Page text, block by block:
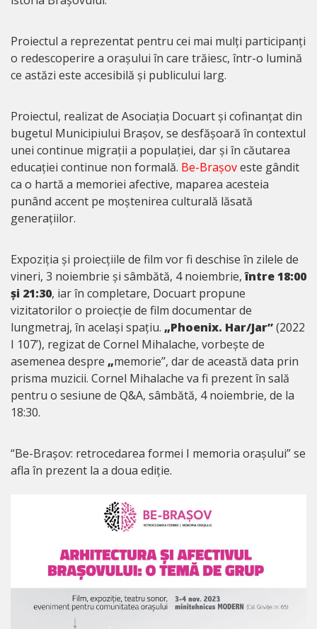
Proiectul a reprezentat pentru cei mai mulți participanți
o redescoperire a orașului în care trăiesc, într-o lumină
ce astăzi este accesibilă și publicului larg.
Proiectul, realizat de Asociația Docuart și cofinanțat din
bugetul Municipiului Brașov, se desfășoară în contextul
unei continue migrații a populației, dar și în căutarea
educației continue non formală. Be-Brașoveste gândit
ca o hartă a memoriei afective, maparea acesteia
punând accent pe moștenirea culturală lăsată
generațiilor.
Expoziția și proiecțiile de film vor fi deschise în zilele de
vineri, 3 noiembrie și sâmbătă, 4 noiembrie,între 18:00
și 21:30, iar în completare, Docuart propune
vizitatorilor o proiecție de film documentar de
lungmetraj, în același spațiu. „Phoenix. Har/Jar”(2022
I 107’), regizat de Cornel Mihalache, vorbește de
asemenea despre „memorie’’, dar de această data prin
prisma muzicii. Cornel Mihalache va fi prezent în sală
pentru o sesiune de Q&A, sâmbătă, 4 noiembrie, de la
18:30.
“Be-Brașov: retrocedarea formei I memoria orașului” se
afla în prezent la a doua ediție.